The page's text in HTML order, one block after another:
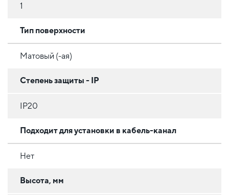
1
Тип поверхности
Матовый (-ая)
Степень защиты - IP
IP20
Подходит для установки в кабель-канал
Нет
Высота, мм